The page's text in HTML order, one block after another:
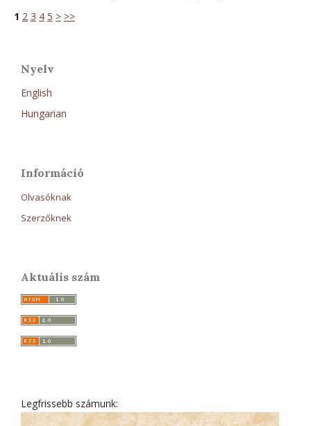
1 2 3 4 5 > >>
Nyelv
English
Hungarian
Információ
Olvasóknak
Szerzőknek
Aktuális szám
Legfrissebb számunk: